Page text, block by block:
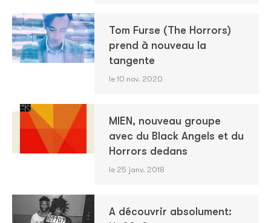
Tom Furse (The Horrors)
prend à nouveau la
tangente
le 10 nov. 2020
MIEN, nouveau groupe
avec du Black Angels et du
Horrors dedans
le 25 janv. 2018
A découvrir absolument: